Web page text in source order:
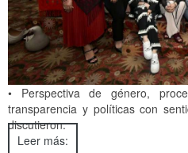
•⁠ ⁠Perspectiva de género,
transparencia y políticas con
discutieron.
Leer más: